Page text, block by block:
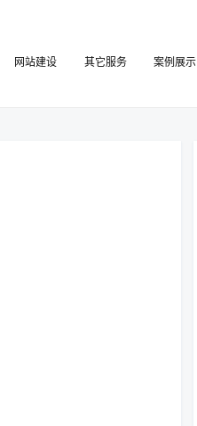
网站建设 其它服务 案例展示